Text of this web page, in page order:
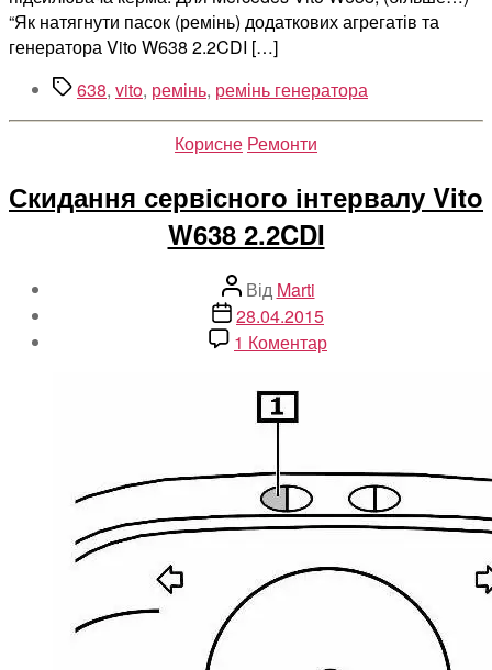
“Як натягнути пасок (ремінь) додаткових агрегатів та
генератора Vito W638 2.2CDI […]
Позначки
638, vito, ремінь, ремінь генератора
Категорії
Корисне Ремонти
Скидання сервісного інтервалу Vito
W638 2.2CDI
Автор
запису
Від Marti
Дата
запису
28.04.2015
1 Коментардо
W638
2.2CDI